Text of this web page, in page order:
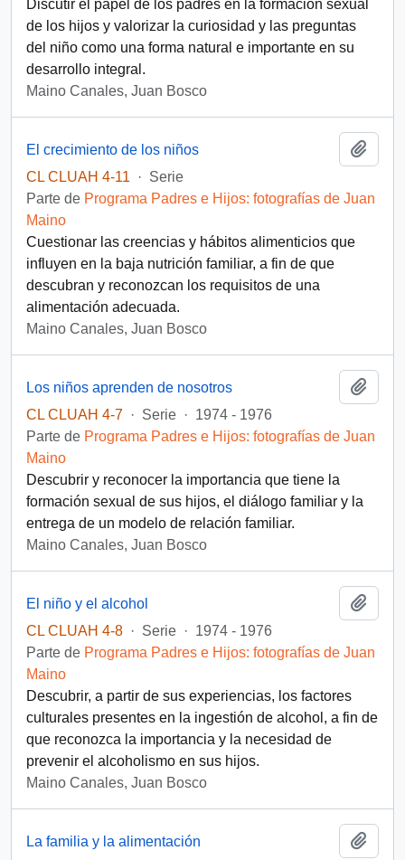
Discutir el papel de los padres en la formación sexual
de los hijos y valorizar la curiosidad y las preguntas
del niño como una forma natural e importante en su
desarrollo integral.
Maino Canales, Juan Bosco
El crecimiento de los niños
CL CLUAH 4-11
· Serie
Parte de Programa Padres e Hijos: fotografías de Juan
Maino
Cuestionar las creencias y hábitos alimenticios que
influyen en la baja nutrición familiar, a fin de que
descubran y reconozcan los requisitos de una
alimentación adecuada.
Maino Canales, Juan Bosco
Los niños aprenden de nosotros
CL CLUAH 4-7 · Serie · 1974 - 1976
Parte de Programa Padres e Hijos: fotografías de Juan
Maino
Descubrir y reconocer la importancia que tiene la
formación sexual de sus hijos, el diálogo familiar y la
entrega de un modelo de relación familiar.
Maino Canales, Juan Bosco
El niño y el alcohol
CL CLUAH 4-8 · Serie · 1974 - 1976
Parte de Programa Padres e Hijos: fotografías de Juan
Maino
Descubrir, a partir de sus experiencias, los factores
culturales presentes en la ingestión de alcohol, a fin de
que reconozca la importancia y la necesidad de
prevenir el alcoholismo en sus hijos.
Maino Canales, Juan Bosco
La familia y la alimentación